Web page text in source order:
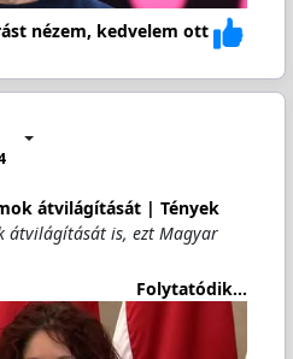
nézem, kedvelem ott
átvilágítását | Tények
átvilágítását is, ezt Magyar
Folytatódik...